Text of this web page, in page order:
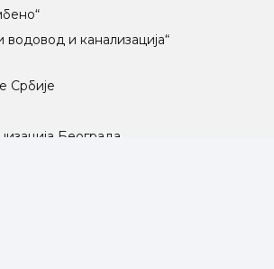
и канализација“
Србије
Београда